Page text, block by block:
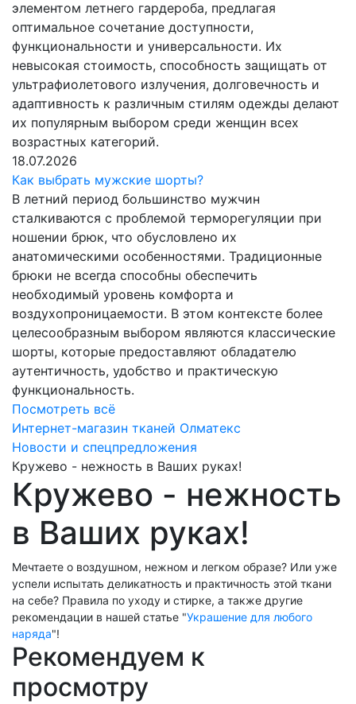
элементом летнего гардероба, предлагая
оптимальное сочетание доступности,
функциональности и универсальности. Их
невысокая стоимость, способность защищать от
ультрафиолетового излучения, долговечность и
адаптивность к различным стилям одежды делают
их популярным выбором среди женщин всех
возрастных категорий.
18.07.2026
Как выбрать мужские шорты?
В летний период большинство мужчин
сталкиваются с проблемой терморегуляции при
ношении брюк, что обусловлено их
анатомическими особенностями. Традиционные
брюки не всегда способны обеспечить
необходимый уровень комфорта и
воздухопроницаемости. В этом контексте более
целесообразным выбором являются классические
шорты, которые предоставляют обладателю
аутентичность, удобство и практическую
функциональность.
Посмотреть всё
Интернет-магазин тканей Олматекс
Новости и спецпредложения
Кружево - нежность в Ваших руках!
Кружево - нежность
в Ваших руках!
Мечтаете о воздушном, нежном и легком образе? Или уже
успели испытать деликатность и практичность этой ткани
на себе? Правила по уходу и стирке, а также другие
рекомендации в нашей статье "Украшение для любого
наряда"!
Рекомендуем к
просмотру